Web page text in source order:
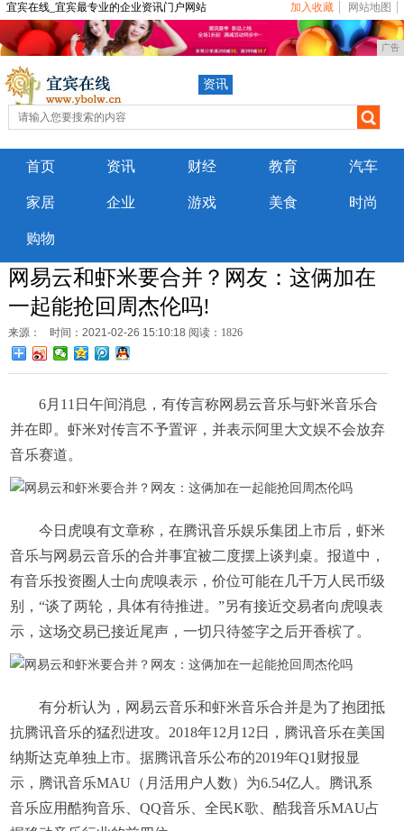
宜宾在线_宜宾最专业的企业资讯门户网站 加入收藏 网站地图
广告
资讯
首页 资讯 财经 教育 汽车
家居 企业 游戏 美食 时尚
购物
网易云和虾米要合并？网友：这俩加在
一起能抢回周杰伦吗!
来源： 时间：2021-02-26 15:10:18 阅读：1826
6月11日午间消息，有传言称网易云音乐与虾米音乐合
并在即。虾米对传言不予置评，并表示阿里大文娱不会放弃
音乐赛道。
今日虎嗅有文章称，在腾讯音乐娱乐集团上市后，虾米
音乐与网易云音乐的合并事宜被二度摆上谈判桌。报道中，
有音乐投资圈人士向虎嗅表示，价位可能在几千万人民币级
别，“谈了两轮，具体有待推进。”另有接近交易者向虎嗅表
示，这场交易已接近尾声，一切只待签字之后开香槟了。
有分析认为，网易云音乐和虾米音乐合并是为了抱团抵
抗腾讯音乐的猛烈进攻。2018年12月12日，腾讯音乐在美国
纳斯达克单独上市。据腾讯音乐公布的2019年Q1财报显
示，腾讯音乐MAU（月活用户人数）为6.54亿人。腾讯系
音乐应用酷狗音乐、QQ音乐、全民K歌、酷我音乐MAU占